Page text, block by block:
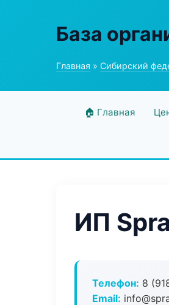
База
Главная » Сибирский
🏠 Главная
ИП
Телефон: 8
Email: